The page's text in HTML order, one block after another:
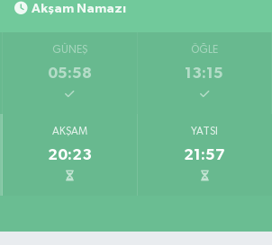
Akşam Namazı
GÜNEŞ
05:58
ÖĞLE
13:15
AKŞAM
20:23
YATSI
21:57